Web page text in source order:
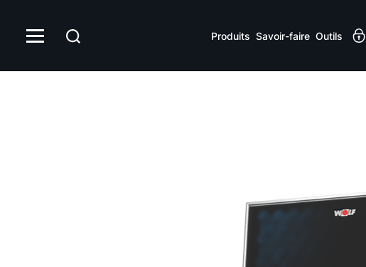
Produits Savoir-faire Outils